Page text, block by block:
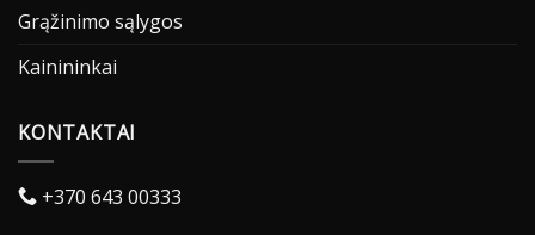
Grąžinimo sąlygos
Kainininkai
KONTAKTAI
+370 643 00333